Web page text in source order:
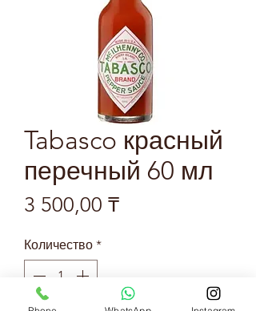
Tabasco красный
перечный 60 мл
3 500,00 ₸Цена
Количество *